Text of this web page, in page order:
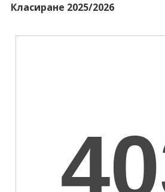
Класиране 2025/2026